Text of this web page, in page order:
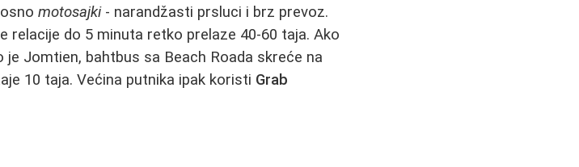
motosajki- narandžasti prsluci i brz prevoz.
relacije do 5 minuta retko prelaze 40-60 taja. Ako
Jomtien, bahtbus sa Beach Roada skreće na
10 taja. Većina putnika ipak koristi Grab